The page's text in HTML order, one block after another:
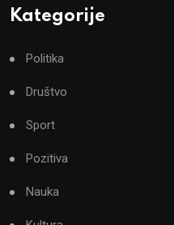
Kategorije
Politika
Društvo
Sport
Pozitiva
Nauka